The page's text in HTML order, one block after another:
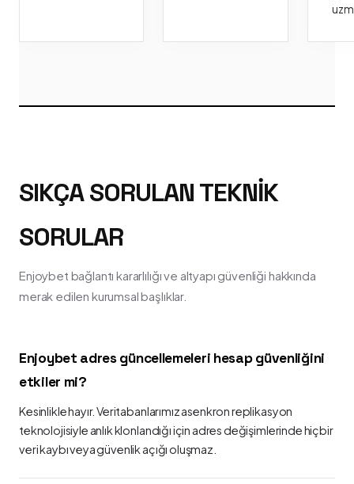
SIKÇA SORULAN TEKNIK
SORULAR
Enjoybet bağlantı kararlılığı ve altyapı güvenliği hakkında
merak edilen kurumsal başlıklar.
Enjoybet adres güncellemeleri hesap güvenliğini
etkiler mi?
Kesinlikle hayır. Veritabanlarımız asenkron replikasyon
teknolojisiyle anlık klonlandığı için adres değişimlerinde hiçbir
veri kaybı veya güvenlik açığı oluşmaz.